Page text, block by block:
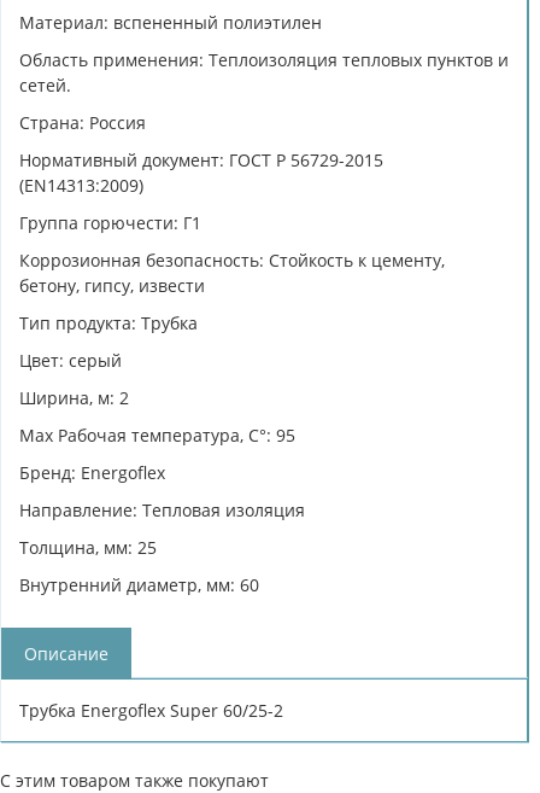
Материал: вспененный полиэтилен
Область применения: Теплоизоляция тепловых пунктов и
сетей.
Страна: Россия
Нормативный документ: ГОСТ Р 56729-2015
(EN14313:2009)
Группа горючести: Г1
Коррозионная безопасность: Cтойкость к цементу,
бетону, гипсу, извести
Тип продукта: Трубка
Цвет: серый
Ширина, м: 2
Max Рабочая температура, C°: 95
Бренд: Energoflex
Направление: Тепловая изоляция
Толщина, мм: 25
Внутренний диаметр, мм: 60
Описание
Трубка Energoflex Super 60/25-2
С этим товаром также покупают